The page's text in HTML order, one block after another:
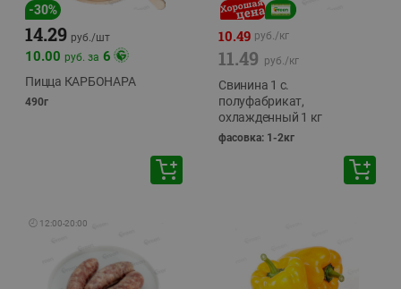
-30%
14.29 руб./шт
10.00 руб. за 6
Пицца КАРБОНАРА
490г
10.49 руб./кг
11.49 руб./кг
Свинина 1 с.
полуфабрикат,
охлажденный 1 кг
фасовка: 1-2кг
🕘 12:00-20:00